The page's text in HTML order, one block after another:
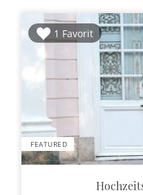
1 Favorit
FEATURED